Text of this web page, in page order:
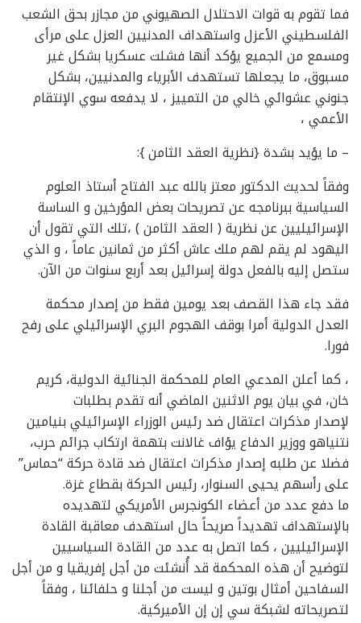
فما تقوم به قوات الاحتلال الصهيوني من مجازر بحق الشعب
الفلسطيني الأعزل واستهداف المدنيين العزل على مرأى
ومسمع من الجميع يؤكد أنها فشلت عسكريا بشكل غير
مسبوق، ما يجعلها تستهدف الأبرياء والمدنيين، بشكل
جنوني عشوائي خالي من التمييز ، لا يدفعه سوي الإنتقام
الأعمي ،
– ما يؤيد بشدة {نظرية العقد الثامن }:
وفقاً لحديث الدكتور معتز بالله عبد الفتاح أستاذ العلوم
السياسية ببرنامجه عن تصريحات بعض المؤرخين و الساسة
الإسرائيليين عن نظرية ( العقد الثامن ) ،تلك التي تقول أن
اليهود لم يقم لهم ملك عاش أكثر من ثمانين عاماً ، و الذي
ستصل إليه بالفعل دولة إسرائيل بعد أربع سنوات من الآن.
فقد جاء هذا القصف بعد يومين فقط من إصدار محكمة
العدل الدولية أمرا بوقف الهجوم البري الإسرائيلي على رفح
فورا.
‎، كما أعلن المدعي العام للمحكمة الجنائية الدولية، كريم
خان، في بيان يوم الاثنين الماضي أنه تقدم بطلبات
‎لإصدار مذكرات اعتقال ضد رئيس الوزراء الإسرائيلي بنيامين
نتنياهو ووزير الدفاع يؤاف غالانت بتهمة ارتكاب جرائم حرب،
فضلا عن طلبه إصدار مذكرات اعتقال ضد قادة حركة “حماس”
على رأسهم يحيى السنوار، رئيس الحركة بقطاع غزة.
ما دفع عدد من أعضاء الكونجرس الأمريكي لتهديده
بالإستهداف تهديداً صريحاً حال استهدف معاقبة القادة
الإسرائيليين ، كما اتصل به عدد من القادة السياسيين
لتوضيح أن هذه المحكمة قد أُنشئت من أجل إفريقيا و من أجل
السفاحين أمثال بوتين و ليست من أجلنا و حلفائنا ، وفقاً
لتصريحاته لشبكة سي إن إن الأميركية.